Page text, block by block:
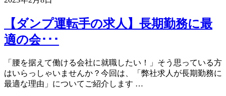
【ダンプ運転手の求人】長期勤務に最
適の会･･･
「腰を据えて働ける会社に就職したい！」そう思っている方
はいらっしゃいませんか？今回は、「弊社求人が長期勤務に
最適な理由」についてご紹介します …